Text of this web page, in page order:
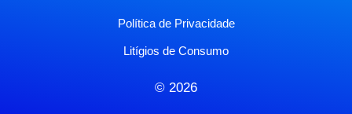
Política de Privacidade
Litígios de Consumo
© 2026